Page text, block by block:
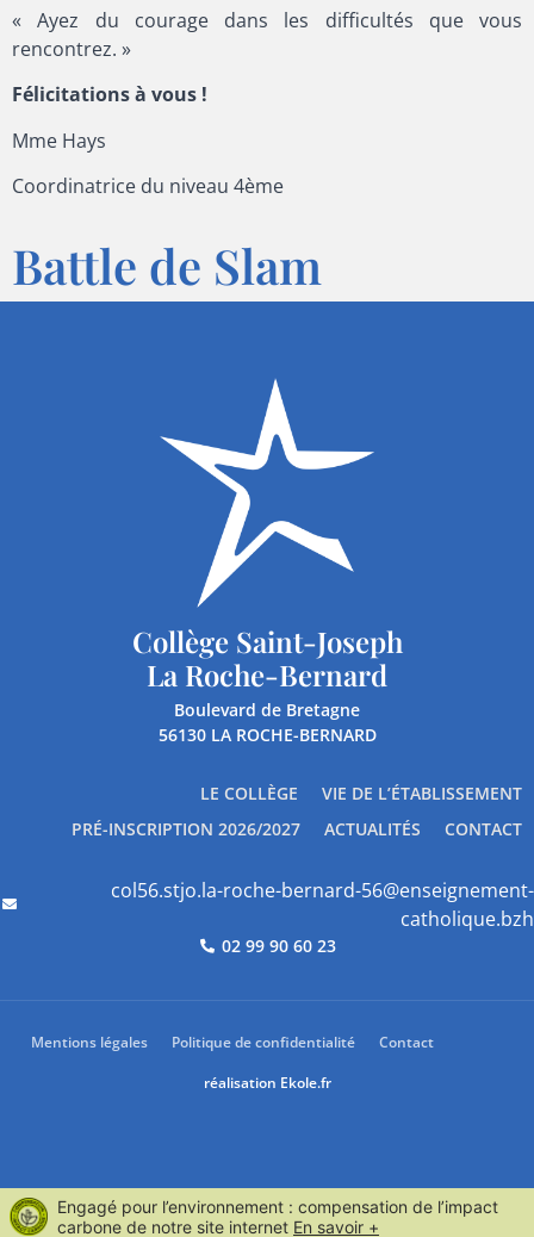
« Ayez du courage dans les difficultés que vous
rencontrez. »
Félicitations à vous !
Mme Hays
Coordinatrice du niveau 4ème
Battle de Slam
Collège Saint-Joseph
La Roche-Bernard
Boulevard de Bretagne
56130 LA ROCHE-BERNARD
LE COLLÈGE
VIE DE L’ÉTABLISSEMENT
PRÉ-INSCRIPTION 2026/2027
ACTUALITÉS CONTACT
col56.stjo.la-roche-bernard-56@enseignement-
catholique.bzh
02 99 90 60 23
Mentions légales Politique de confidentialité
Contact
réalisation Ekole.fr
Engagé pour l’environnement : compensation de l’impact
carbone de notre site internet En savoir +